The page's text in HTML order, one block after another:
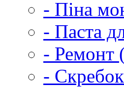
- Піна
- Паста
- Ремонт
-